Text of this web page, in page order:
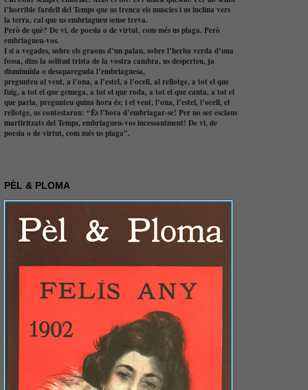
l’horrible fardell del Temps que us trenca els muscles i us inclina vers
la terra, cal que us embriagueu sense treva.
Però de què? De vi, de poesia o de virtut, com més us plaga. Però
embriagueu-vos.
I si a vegades, sobre els graons d’un palau, sobre l’herba verda d’una
fossa, dins la solitud trista de la vostra cambra, us desperteu, ja
disminuïda o desapareguda l’embriaguesa,
pregunteu al vent, a l’ona, a l’estel, a l’ocell, al rellotge, a tot el que
fuig, a tot el que gemega, a tot el que roda, a tot el que canta, a tot el
que parla, pregunteu quina hora és; i el vent, l’ona, l’estel, l’ocell, el
rellotge, us contestaran: “És l’hora d’embriagar-se! Per no ser esclaus
martiritzats del Temps, embriagueu-vos incessantment! De vi, de
poesia o de virtut, com més us plaga”.
PÈL & PLOMA